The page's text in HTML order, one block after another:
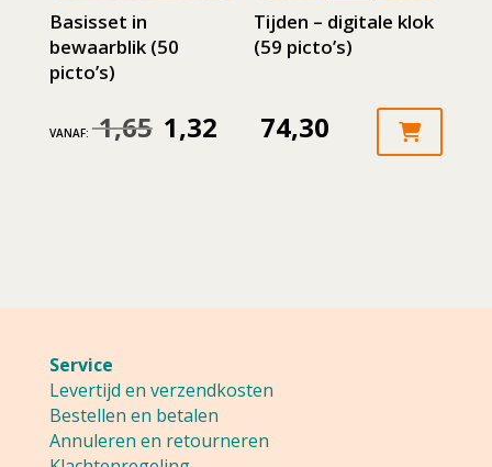
Basisset in
bewaarblik (50
picto’s)
VANAF: 1,65 Oorspronkelijke
1,32Huidige
Tijden – digitale klok
(59 picto’s)
74,30
Service
Levertijd en verzendkosten
Bestellen en betalen
Annuleren en retourneren